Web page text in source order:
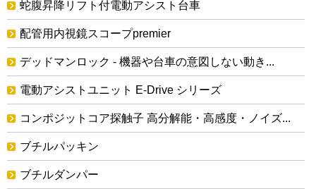
蛇腹昇降リフト付電動アシスト台車
配管用内視鏡スコープpremier
デッドマンロック - 機器や台車の意図しない動き...
電動アシストユニット E-Drive シリーズ
コンポジットコア探触子 高分解能・高感度・ノイズ...
ブチルパッキン
ブチルダンパー